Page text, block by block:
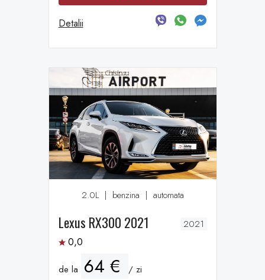
Detalii
2.0L | benzina | automata
Lexus RX300 2021 2021
0,0
de la 64 € / zi